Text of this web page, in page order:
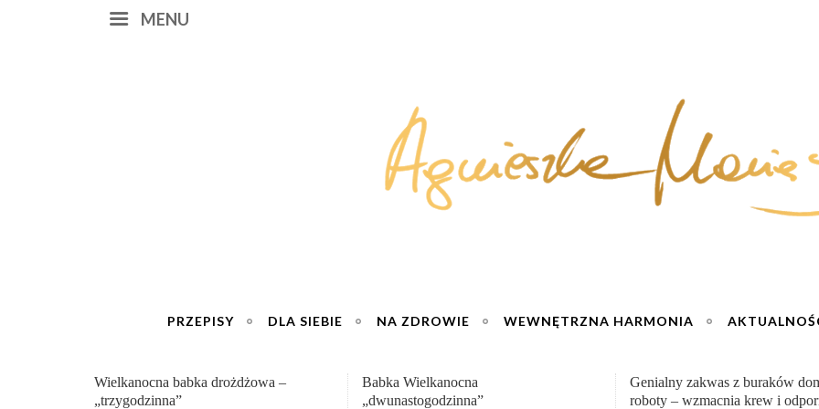
MENU
PRZEPISY DLA SIEBIE NA ZDROWIE WEWNĘTRZNA HARMONIA
Babka Wielkanocna
„dwunastogodzinna”
Genialny zakwas z buraków domowej
roboty – wzmacnia krew i odporność
„Przemiana” Podróż do siły i